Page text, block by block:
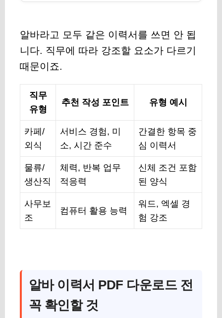
알바라고 모두 같은 이력서를 쓰면 안 됩
니다. 직무에 따라 강조할 요소가 다르기
때문이죠.
직무
유형
추천 작성 포인트 유형 예시
카페/
외식
서비스 경험, 미
소, 시간 준수
간결한 항목 중
심 이력서
물류/
생산직
체력, 반복 업무
적응력
신체 조건 포함
된 양식
사무보
조
컴퓨터 활용 능력
워드, 엑셀 경
험 강조
알바 이력서 PDF 다운로드 전
꼭 확인할 것